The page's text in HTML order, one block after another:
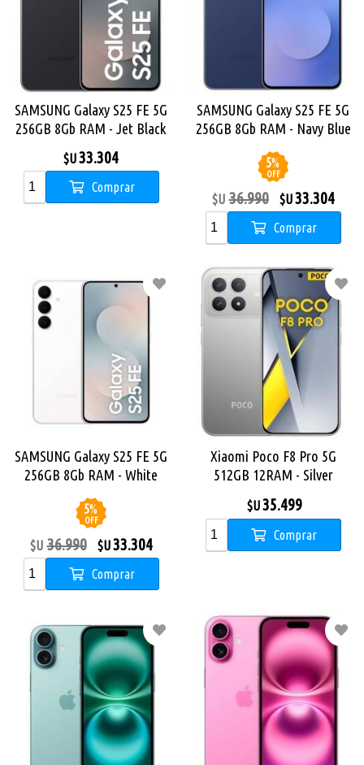
SAMSUNG Galaxy S25 FE 5G
256GB 8Gb RAM - Jet Black
$U33.304
Comprar
SAMSUNG Galaxy S25 FE 5G
256GB 8Gb RAM - Navy Blue
5%
OFF
$U 36.990 $U33.304
Comprar
SAMSUNG Galaxy S25 FE 5G
256GB 8Gb RAM - White
5%
OFF
$U 36.990 $U33.304
Comprar
Xiaomi Poco F8 Pro 5G
512GB 12RAM - Silver
$U35.499
Comprar